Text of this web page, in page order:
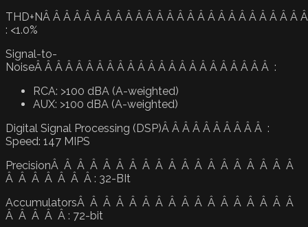
THD+NÂ Â Â Â Â Â Â Â Â Â Â Â Â Â Â Â Â Â Â Â Â Â Â Â Â
: <1.0%
Signal-to-
NoiseÂ Â Â Â Â Â Â Â Â Â Â Â Â Â Â Â Â Â Â Â Â Â Â :
RCA: >100 dBA (A-weighted)
AUX: >100 dBA (A-weighted)
Digital Signal Processing (DSP)Â Â Â Â Â Â Â Â Â Â :
Speed: 147 MIPS
PrecisionÂ Â Â Â Â Â Â Â Â Â Â Â Â Â Â Â Â Â Â
Â Â Â Â Â Â Â : 32-BIt
AccumulatorsÂ Â Â Â Â Â Â Â Â Â Â Â Â Â Â Â Â
Â Â Â Â Â : 72-bit